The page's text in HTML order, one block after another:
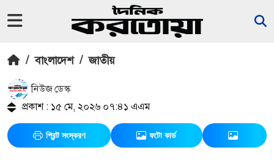
/ বাংলাদেশ / জাতীয়
নিউজ ডেস্ক
প্রকাশ : ১৫ মে, ২০২৬ ০৭:৪১ এএম
প্রিন্ট সংস্করণ ফটো কার্ড